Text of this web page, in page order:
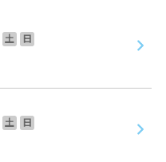
土
日
土
日